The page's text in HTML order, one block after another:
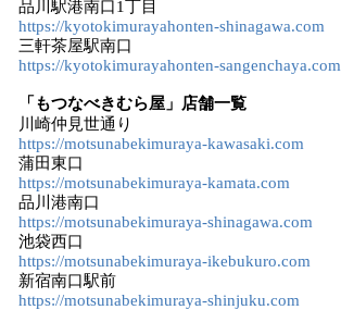
品川駅港南口1丁目
https://kyotokimurayahonten-shinagawa.com
三軒茶屋駅南口
https://kyotokimurayahonten-sangenchaya.com
「もつなべきむら屋」店舗一覧
川崎仲見世通り
https://motsunabekimuraya-kawasaki.com
蒲田東口
https://motsunabekimuraya-kamata.com
品川港南口
https://motsunabekimuraya-shinagawa.com
池袋西口
https://motsunabekimuraya-ikebukuro.com
新宿南口駅前
https://motsunabekimuraya-shinjuku.com